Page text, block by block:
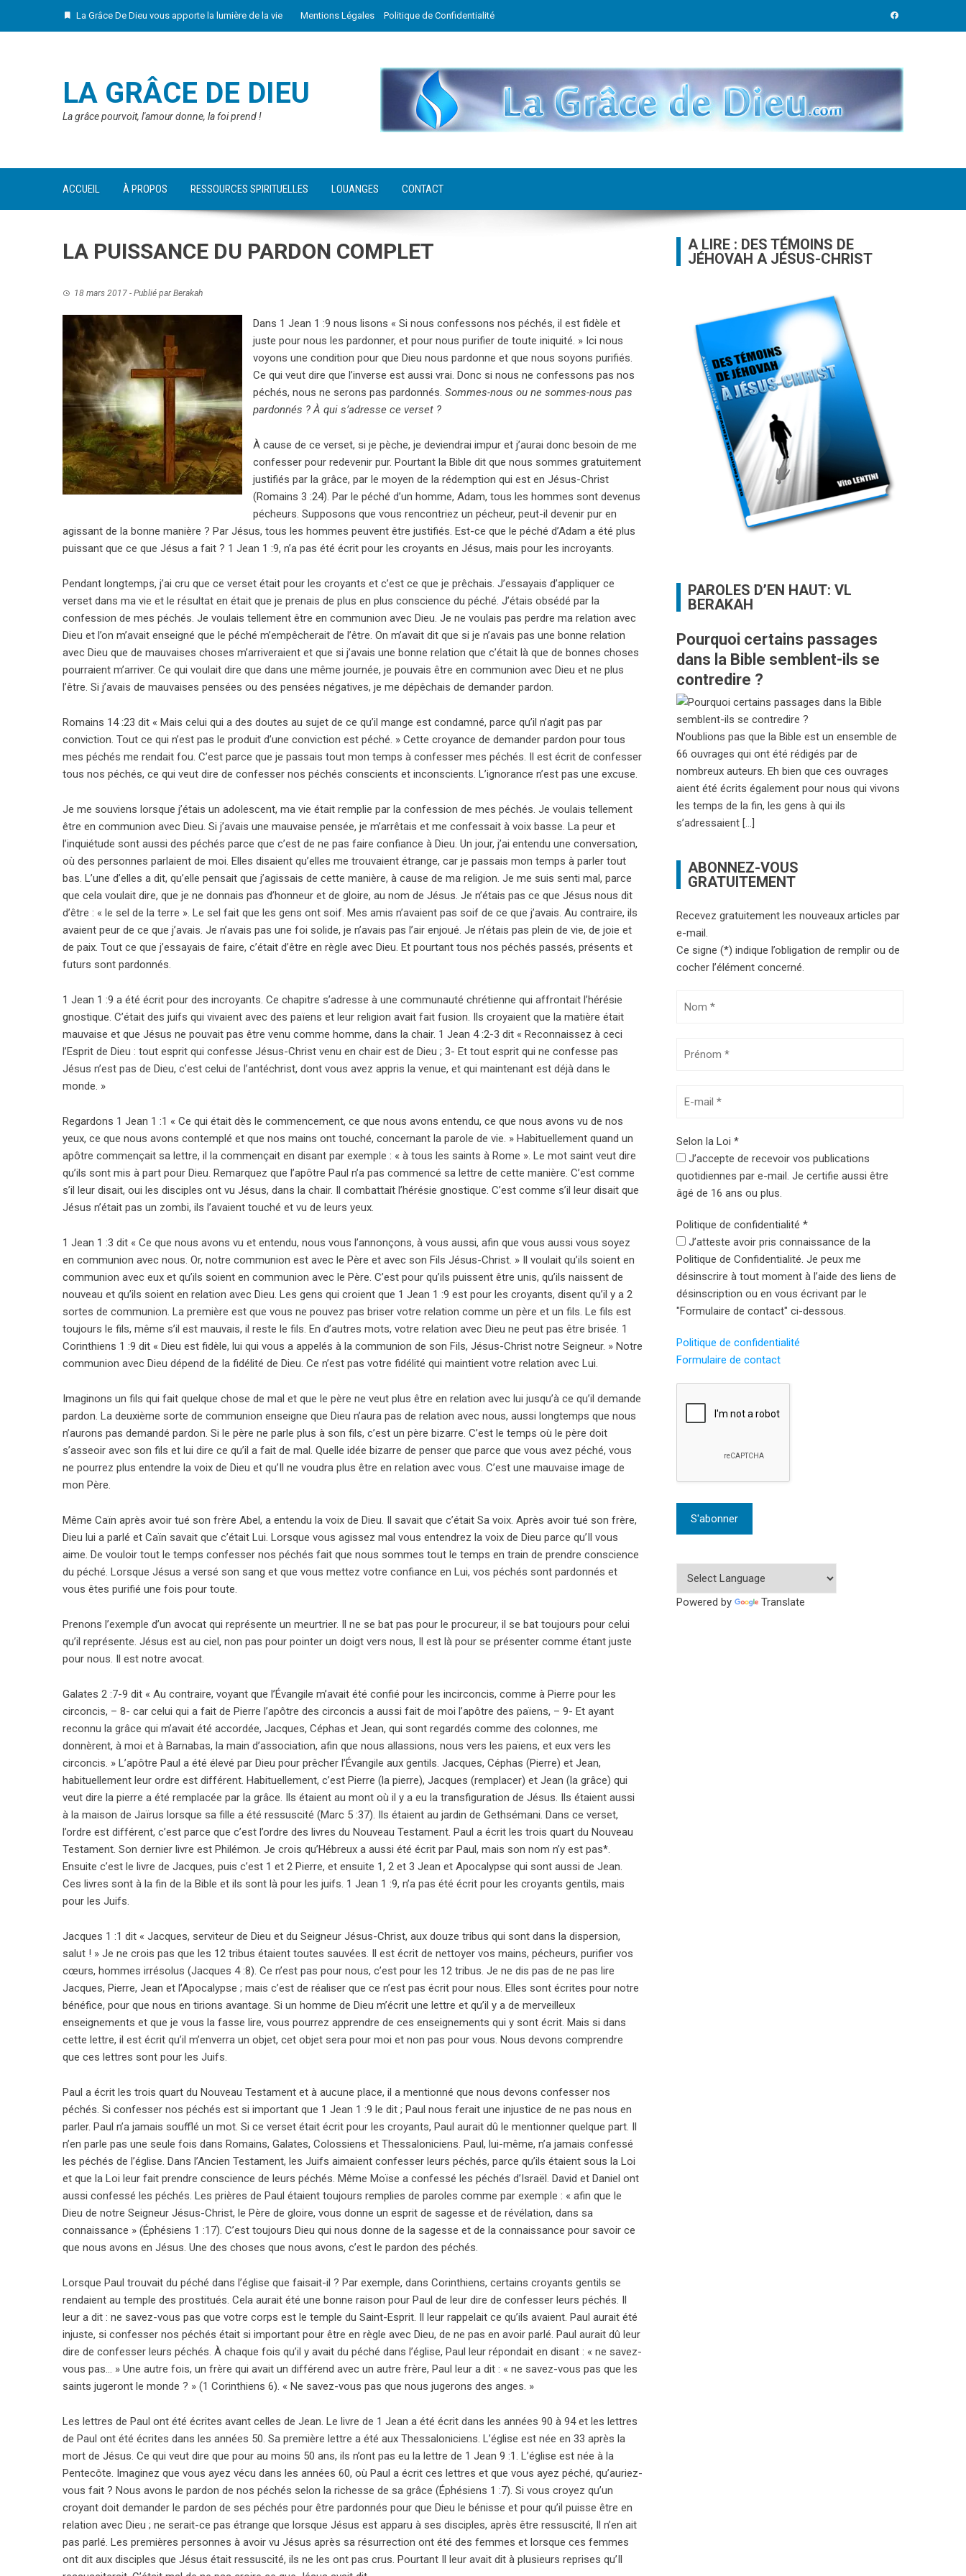
La Grâce De Dieu vous apporte la lumière de la vie Mentions Légales Politique de Confidentialité
LA GRÂCE DE DIEU
La grâce pourvoit, l'amour donne, la foi prend !
ACCUEIL À PROPOS RESSOURCES SPIRITUELLES LOUANGES CONTACT
LA PUISSANCE DU PARDON COMPLET
18 mars 2017 - Publié parBerakah
Dans 1 Jean 1 :9 nous lisons « Si nous confessons nos péchés, il est fidèle et
juste pour nous les pardonner, et pour nous purifier de toute iniquité. » Ici nous
voyons une condition pour que Dieu nous pardonne et que nous soyons purifiés.
Ce qui veut dire que l’inverse est aussi vrai. Donc si nous ne confessons pas nos
péchés, nous ne serons pas pardonnés. Sommes-nous ou ne sommes-nous pas
pardonnés ? À qui s’adresse ce verset ?
À cause de ce verset, si je pèche, je deviendrai impur et j’aurai donc besoin de me
confesser pour redevenir pur. Pourtant la Bible dit que nous sommes gratuitement
justifiés par la grâce, par le moyen de la rédemption qui est en Jésus-Christ
(Romains 3 :24). Par le péché d’un homme, Adam, tous les hommes sont devenus
pécheurs. Supposons que vous rencontriez un pécheur, peut-il devenir pur en
agissant de la bonne manière ? Par Jésus, tous les hommes peuvent être justifiés. Est-ce que le péché d’Adam a été plus
puissant que ce que Jésus a fait ? 1 Jean 1 :9, n’a pas été écrit pour les croyants en Jésus, mais pour les incroyants.
Pendant longtemps, j’ai cru que ce verset était pour les croyants et c’est ce que je prêchais. J’essayais d’appliquer ce
verset dans ma vie et le résultat en était que je prenais de plus en plus conscience du péché. J’étais obsédé par la
confession de mes péchés. Je voulais tellement être en communion avec Dieu. Je ne voulais pas perdre ma relation avec
Dieu et l’on m’avait enseigné que le péché m’empêcherait de l’être. On m’avait dit que si je n’avais pas une bonne relation
avec Dieu que de mauvaises choses m’arriveraient et que si j’avais une bonne relation que c’était là que de bonnes choses
pourraient m’arriver. Ce qui voulait dire que dans une même journée, je pouvais être en communion avec Dieu et ne plus
l’être. Si j’avais de mauvaises pensées ou des pensées négatives, je me dépêchais de demander pardon.
Romains 14 :23 dit « Mais celui qui a des doutes au sujet de ce qu’il mange est condamné, parce qu’il n’agit pas par
conviction. Tout ce qui n’est pas le produit d’une conviction est péché. » Cette croyance de demander pardon pour tous
mes péchés me rendait fou. C’est parce que je passais tout mon temps à confesser mes péchés. Il est écrit de confesser
tous nos péchés, ce qui veut dire de confesser nos péchés conscients et inconscients. L’ignorance n’est pas une excuse.
Je me souviens lorsque j’étais un adolescent, ma vie était remplie par la confession de mes péchés. Je voulais tellement
être en communion avec Dieu. Si j’avais une mauvaise pensée, je m’arrêtais et me confessait à voix basse. La peur et
l’inquiétude sont aussi des péchés parce que c’est de ne pas faire confiance à Dieu. Un jour, j’ai entendu une conversation,
où des personnes parlaient de moi. Elles disaient qu’elles me trouvaient étrange, car je passais mon temps à parler tout
bas. L’une d’elles a dit, qu’elle pensait que j’agissais de cette manière, à cause de ma religion. Je me suis senti mal, parce
que cela voulait dire, que je ne donnais pas d’honneur et de gloire, au nom de Jésus. Je n’étais pas ce que Jésus nous dit
d’être : « le sel de la terre ». Le sel fait que les gens ont soif. Mes amis n’avaient pas soif de ce que j’avais. Au contraire, ils
avaient peur de ce que j’avais. Je n’avais pas une foi solide, je n’avais pas l’air enjoué. Je n’étais pas plein de vie, de joie et
de paix. Tout ce que j’essayais de faire, c’était d’être en règle avec Dieu. Et pourtant tous nos péchés passés, présents et
futurs sont pardonnés.
1 Jean 1 :9 a été écrit pour des incroyants. Ce chapitre s’adresse à une communauté chrétienne qui affrontait l’hérésie
gnostique. C’était des juifs qui vivaient avec des païens et leur religion avait fait fusion. Ils croyaient que la matière était
mauvaise et que Jésus ne pouvait pas être venu comme homme, dans la chair. 1 Jean 4 :2-3 dit « Reconnaissez à ceci
l’Esprit de Dieu : tout esprit qui confesse Jésus-Christ venu en chair est de Dieu ; 3- Et tout esprit qui ne confesse pas
Jésus n’est pas de Dieu, c’est celui de l’antéchrist, dont vous avez appris la venue, et qui maintenant est déjà dans le
monde. »
Regardons 1 Jean 1 :1 « Ce qui était dès le commencement, ce que nous avons entendu, ce que nous avons vu de nos
yeux, ce que nous avons contemplé et que nos mains ont touché, concernant la parole de vie. » Habituellement quand un
apôtre commençait sa lettre, il la commençait en disant par exemple : « à tous les saints à Rome ». Le mot saint veut dire
qu’ils sont mis à part pour Dieu. Remarquez que l’apôtre Paul n’a pas commencé sa lettre de cette manière. C’est comme
s’il leur disait, oui les disciples ont vu Jésus, dans la chair. Il combattait l’hérésie gnostique. C’est comme s’il leur disait que
Jésus n’était pas un zombi, ils l’avaient touché et vu de leurs yeux.
1 Jean 1 :3 dit « Ce que nous avons vu et entendu, nous vous l’annonçons, à vous aussi, afin que vous aussi vous soyez
en communion avec nous. Or, notre communion est avec le Père et avec son Fils Jésus-Christ. » Il voulait qu’ils soient en
communion avec eux et qu’ils soient en communion avec le Père. C’est pour qu’ils puissent être unis, qu’ils naissent de
nouveau et qu’ils soient en relation avec Dieu. Les gens qui croient que 1 Jean 1 :9 est pour les croyants, disent qu’il y a 2
sortes de communion. La première est que vous ne pouvez pas briser votre relation comme un père et un fils. Le fils est
toujours le fils, même s’il est mauvais, il reste le fils. En d’autres mots, votre relation avec Dieu ne peut pas être brisée. 1
Corinthiens 1 :9 dit « Dieu est fidèle, lui qui vous a appelés à la communion de son Fils, Jésus-Christ notre Seigneur. » Notre
communion avec Dieu dépend de la fidélité de Dieu. Ce n’est pas votre fidélité qui maintient votre relation avec Lui.
Imaginons un fils qui fait quelque chose de mal et que le père ne veut plus être en relation avec lui jusqu’à ce qu’il demande
pardon. La deuxième sorte de communion enseigne que Dieu n’aura pas de relation avec nous, aussi longtemps que nous
n’aurons pas demandé pardon. Si le père ne parle plus à son fils, c’est un père bizarre. C’est le temps où le père doit
s’asseoir avec son fils et lui dire ce qu’il a fait de mal. Quelle idée bizarre de penser que parce que vous avez péché, vous
ne pourrez plus entendre la voix de Dieu et qu’Il ne voudra plus être en relation avec vous. C’est une mauvaise image de
mon Père.
Même Caïn après avoir tué son frère Abel, a entendu la voix de Dieu. Il savait que c’était Sa voix. Après avoir tué son frère,
Dieu lui a parlé et Caïn savait que c’était Lui. Lorsque vous agissez mal vous entendrez la voix de Dieu parce qu’Il vous
aime. De vouloir tout le temps confesser nos péchés fait que nous sommes tout le temps en train de prendre conscience
du péché. Lorsque Jésus a versé son sang et que vous mettez votre confiance en Lui, vos péchés sont pardonnés et
vous êtes purifié une fois pour toute.
Prenons l’exemple d’un avocat qui représente un meurtrier. Il ne se bat pas pour le procureur, il se bat toujours pour celui
qu’il représente. Jésus est au ciel, non pas pour pointer un doigt vers nous, Il est là pour se présenter comme étant juste
pour nous. Il est notre avocat.
Galates 2 :7-9 dit « Au contraire, voyant que l’Évangile m’avait été confié pour les incirconcis, comme à Pierre pour les
circoncis, – 8- car celui qui a fait de Pierre l’apôtre des circoncis a aussi fait de moi l’apôtre des païens, – 9- Et ayant
reconnu la grâce qui m’avait été accordée, Jacques, Céphas et Jean, qui sont regardés comme des colonnes, me
donnèrent, à moi et à Barnabas, la main d’association, afin que nous allassions, nous vers les païens, et eux vers les
circoncis. » L’apôtre Paul a été élevé par Dieu pour prêcher l’Évangile aux gentils. Jacques, Céphas (Pierre) et Jean,
habituellement leur ordre est différent. Habituellement, c’est Pierre (la pierre), Jacques (remplacer) et Jean (la grâce) qui
veut dire la pierre a été remplacée par la grâce. Ils étaient au mont où il y a eu la transfiguration de Jésus. Ils étaient aussi
à la maison de Jaïrus lorsque sa fille a été ressuscité (Marc 5 :37). Ils étaient au jardin de Gethsémani. Dans ce verset,
l’ordre est différent, c’est parce que c’est l’ordre des livres du Nouveau Testament. Paul a écrit les trois quart du Nouveau
Testament. Son dernier livre est Philémon. Je crois qu’Hébreux a aussi été écrit par Paul, mais son nom n’y est pas*.
Ensuite c’est le livre de Jacques, puis c’est 1 et 2 Pierre, et ensuite 1, 2 et 3 Jean et Apocalypse qui sont aussi de Jean.
Ces livres sont à la fin de la Bible et ils sont là pour les juifs. 1 Jean 1 :9, n’a pas été écrit pour les croyants gentils, mais
pour les Juifs.
Jacques 1 :1 dit « Jacques, serviteur de Dieu et du Seigneur Jésus-Christ, aux douze tribus qui sont dans la dispersion,
salut ! » Je ne crois pas que les 12 tribus étaient toutes sauvées. Il est écrit de nettoyer vos mains, pécheurs, purifier vos
cœurs, hommes irrésolus (Jacques 4 :8). Ce n’est pas pour nous, c’est pour les 12 tribus. Je ne dis pas de ne pas lire
Jacques, Pierre, Jean et l’Apocalypse ; mais c’est de réaliser que ce n’est pas écrit pour nous. Elles sont écrites pour notre
bénéfice, pour que nous en tirions avantage. Si un homme de Dieu m’écrit une lettre et qu’il y a de merveilleux
enseignements et que je vous la fasse lire, vous pourrez apprendre de ces enseignements qui y sont écrit. Mais si dans
cette lettre, il est écrit qu’il m’enverra un objet, cet objet sera pour moi et non pas pour vous. Nous devons comprendre
que ces lettres sont pour les Juifs.
Paul a écrit les trois quart du Nouveau Testament et à aucune place, il a mentionné que nous devons confesser nos
péchés. Si confesser nos péchés est si important que 1 Jean 1 :9 le dit ; Paul nous ferait une injustice de ne pas nous en
parler. Paul n’a jamais soufflé un mot. Si ce verset était écrit pour les croyants, Paul aurait dû le mentionner quelque part. Il
n’en parle pas une seule fois dans Romains, Galates, Colossiens et Thessaloniciens. Paul, lui-même, n’a jamais confessé
les péchés de l’église. Dans l’Ancien Testament, les Juifs aimaient confesser leurs péchés, parce qu’ils étaient sous la Loi
et que la Loi leur fait prendre conscience de leurs péchés. Même Moïse a confessé les péchés d’Israël. David et Daniel ont
aussi confessé les péchés. Les prières de Paul étaient toujours remplies de paroles comme par exemple : « afin que le
Dieu de notre Seigneur Jésus-Christ, le Père de gloire, vous donne un esprit de sagesse et de révélation, dans sa
connaissance » (Éphésiens 1 :17). C’est toujours Dieu qui nous donne de la sagesse et de la connaissance pour savoir ce
que nous avons en Jésus. Une des choses que nous avons, c’est le pardon des péchés.
Lorsque Paul trouvait du péché dans l’église que faisait-il ? Par exemple, dans Corinthiens, certains croyants gentils se
rendaient au temple des prostitués. Cela aurait été une bonne raison pour Paul de leur dire de confesser leurs péchés. Il
leur a dit : ne savez-vous pas que votre corps est le temple du Saint-Esprit. Il leur rappelait ce qu’ils avaient. Paul aurait été
injuste, si confesser nos péchés était si important pour être en règle avec Dieu, de ne pas en avoir parlé. Paul aurait dû leur
dire de confesser leurs péchés. À chaque fois qu’il y avait du péché dans l’église, Paul leur répondait en disant : « ne savez-
vous pas… » Une autre fois, un frère qui avait un différend avec un autre frère, Paul leur a dit : « ne savez-vous pas que les
saints jugeront le monde ? » (1 Corinthiens 6). « Ne savez-vous pas que nous jugerons des anges. »
Les lettres de Paul ont été écrites avant celles de Jean. Le livre de 1 Jean a été écrit dans les années 90 à 94 et les lettres
de Paul ont été écrites dans les années 50. Sa première lettre a été aux Thessaloniciens. L’église est née en 33 après la
mort de Jésus. Ce qui veut dire que pour au moins 50 ans, ils n’ont pas eu la lettre de 1 Jean 9 :1. L’église est née à la
Pentecôte. Imaginez que vous ayez vécu dans les années 60, où Paul a écrit ces lettres et que vous ayez péché, qu’auriez-
vous fait ? Nous avons le pardon de nos péchés selon la richesse de sa grâce (Éphésiens 1 :7). Si vous croyez qu’un
croyant doit demander le pardon de ses péchés pour être pardonnés pour que Dieu le bénisse et pour qu’il puisse être en
relation avec Dieu ; ne serait-ce pas étrange que lorsque Jésus est apparu à ses disciples, après être ressuscité, Il n’en ait
pas parlé. Les premières personnes à avoir vu Jésus après sa résurrection ont été des femmes et lorsque ces femmes
ont dit aux disciples que Jésus était ressuscité, ils ne les ont pas crus. Pourtant Il leur avait dit à plusieurs reprises qu’Il
A LIRE : DES TÉMOINS DE
JÉHOVAH A JÉSUS-CHRIST
PAROLES D’EN HAUT: VL
BERAKAH
Pourquoi certains passages
dans la Bible semblent-ils se
contredire ?
N’oublions pas que la Bible est un ensemble de
66 ouvrages qui ont été rédigés par de
nombreux auteurs. Eh bien que ces ouvrages
aient été écrits également pour nous qui vivons
les temps de la fin, les gens à qui ils
s’adressaient […]
ABONNEZ-VOUS
GRATUITEMENT
Recevez gratuitement les nouveaux articles par
e-mail.
Ce signe (*) indique l’obligation de remplir ou de
cocher l’élément concerné.
Selon la Loi*
J’accepte de recevoir vos publications
quotidiennes par e-mail. Je certifie aussi être
âgé de 16 ans ou plus.
Politique de confidentialité*
J’atteste avoir pris connaissance de la
Politique de Confidentialité. Je peux me
désinscrire à tout moment à l’aide des liens de
désinscription ou en vous écrivant par le
"Formulaire de contact" ci-dessous.
Politique de confidentialité
Formulaire de contact
Powered by Translate